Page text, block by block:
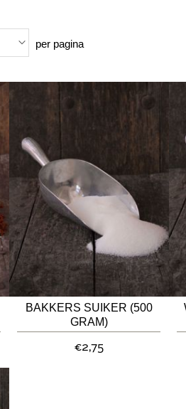
per pagina
BAKKERS SUIKER (500
GRAM)
€2,75